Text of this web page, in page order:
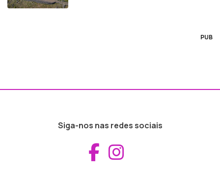
PUB
Siga-nos nas redes sociais
Aceder ao